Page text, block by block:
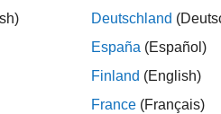
북쪽과 동쪽 방향에서 지
이동할 수 있습니다. 차
Deutschland
España (Español)
Finland (English)
France (Français)